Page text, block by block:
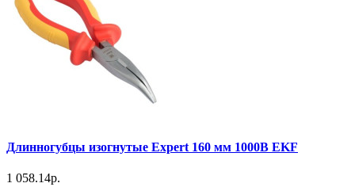
Длинногубцы изогнутые Expert 160 мм 1000В EKF
1 058.14р.